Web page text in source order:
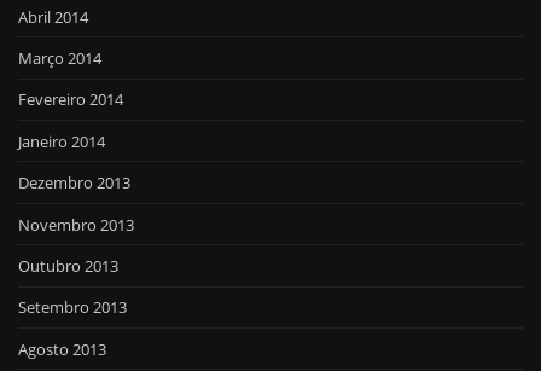
Abril 2014
Março 2014
Fevereiro 2014
Janeiro 2014
Dezembro 2013
Novembro 2013
Outubro 2013
Setembro 2013
Agosto 2013